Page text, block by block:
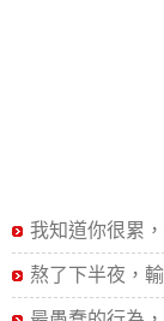
我知道你很累
熬了下半夜，